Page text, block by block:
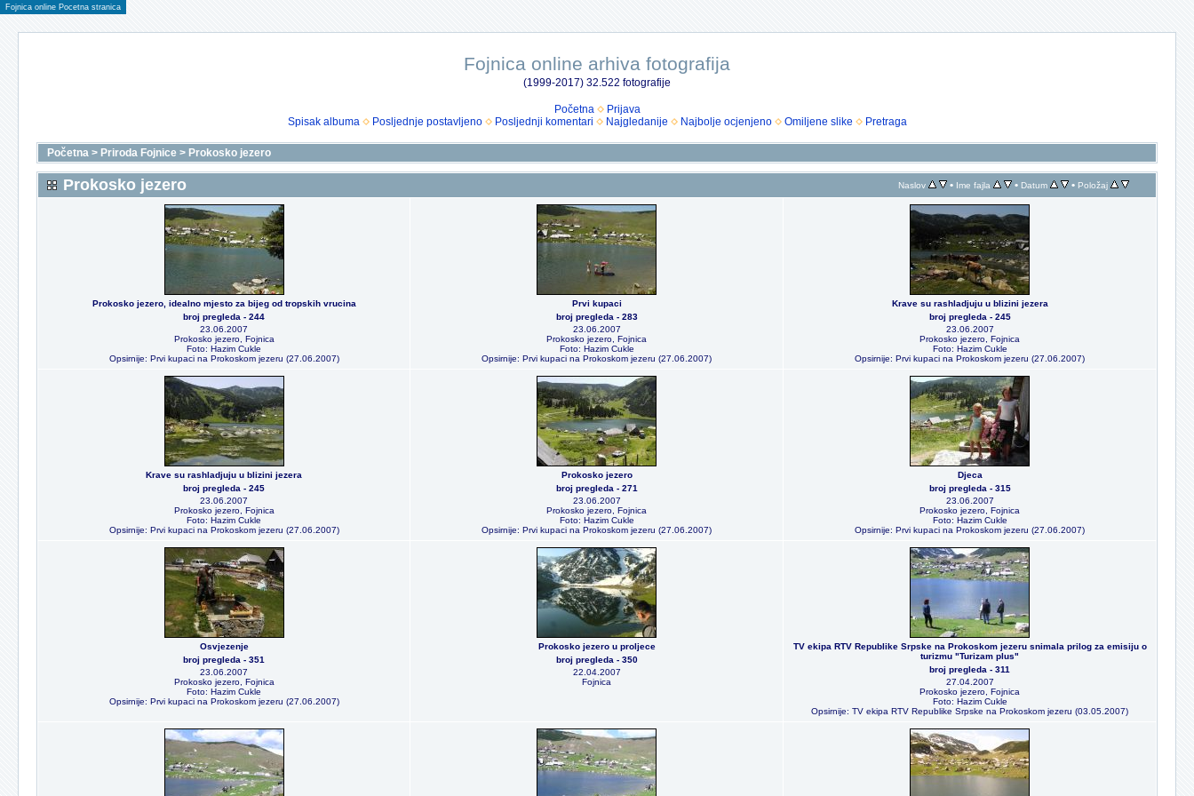
Fojnica online Pocetna stranica
Fojnica online arhiva fotografija
(1999-2017) 32.522 fotografije
Početna
Prijava
Spisak albuma
Posljednje postavljeno Posljednji komentari Najgledanije Najbolje ocjenjeno Omiljene slike Pretraga
Početna > Priroda Fojnice > Prokosko jezero
Prokosko jezero Naslov • Ime fajla • Datum • Položaj
Prokosko jezero, idealno mjesto za bijeg od tropskih vrucina
broj pregleda - 244
23.06.2007
Prokosko jezero, Fojnica
Foto: Hazim Cukle
Opsirnije: Prvi kupaci na Prokoskom jezeru (27.06.2007)
Prvi kupaci
broj pregleda - 283
23.06.2007
Prokosko jezero, Fojnica
Foto: Hazim Cukle
Opsirnije: Prvi kupaci na Prokoskom jezeru (27.06.2007)
Krave su rashladjuju u blizini jezera
broj pregleda - 245
23.06.2007
Prokosko jezero, Fojnica
Foto: Hazim Cukle
Opsirnije: Prvi kupaci na Prokoskom jezeru (27.06.2007)
Krave su rashladjuju u blizini jezera
broj pregleda - 245
23.06.2007
Prokosko jezero, Fojnica
Foto: Hazim Cukle
Opsirnije: Prvi kupaci na Prokoskom jezeru (27.06.2007)
Prokosko jezero
broj pregleda - 271
23.06.2007
Prokosko jezero, Fojnica
Foto: Hazim Cukle
Opsirnije: Prvi kupaci na Prokoskom jezeru (27.06.2007)
Djeca
broj pregleda - 315
23.06.2007
Prokosko jezero, Fojnica
Foto: Hazim Cukle
Opsirnije: Prvi kupaci na Prokoskom jezeru (27.06.2007)
Osvjezenje
broj pregleda - 351
23.06.2007
Prokosko jezero, Fojnica
Foto: Hazim Cukle
Opsirnije: Prvi kupaci na Prokoskom jezeru (27.06.2007)
Prokosko jezero u proljece
broj pregleda - 350
22.04.2007
Fojnica
TV ekipa RTV Republike Srpske na Prokoskom jezeru snimala prilog za emisiju o
turizmu "Turizam plus"
broj pregleda - 311
27.04.2007
Prokosko jezero, Fojnica
Foto: Hazim Cukle
Opsirnije: TV ekipa RTV Republike Srpske na Prokoskom jezeru (03.05.2007)